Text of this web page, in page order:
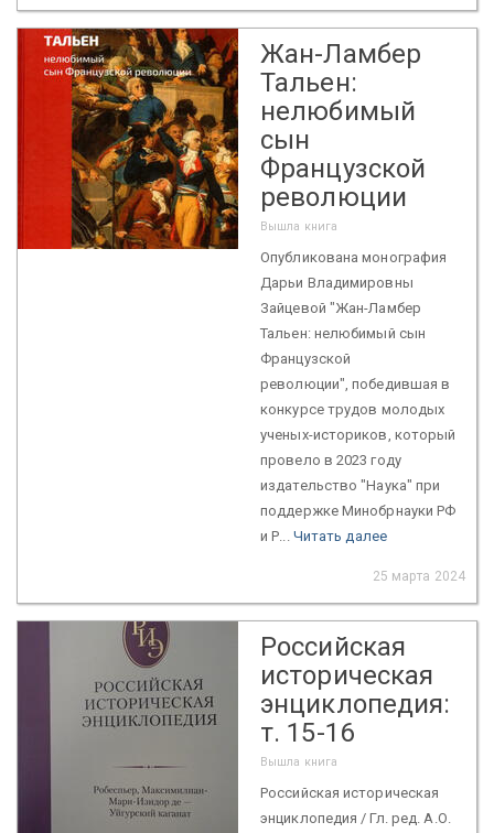
Жан-Ламбер
Тальен:
нелюбимый
сын
Французской
революции
Вышла книга
Опубликована монография
Дарьи Владимировны
Зайцевой "Жан-Ламбер
Тальен: нелюбимый сын
Французской
революции", победившая в
конкурсе трудов молодых
ученых-историков, который
провело в 2023 году
издательство "Наука" при
поддержке Минобрнауки РФ
и Р... Читать далее
25 марта 2024
Российская
историческая
энциклопедия:
т. 15-16
Вышла книга
Российская историческая
энциклопедия / Гл. ред. А.О.